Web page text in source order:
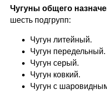
Чугуны общего
шесть подгрупп:
Чугун литейный.
Чугун передельный.
Чугун серый.
Чугун ковкий.
Чугун с